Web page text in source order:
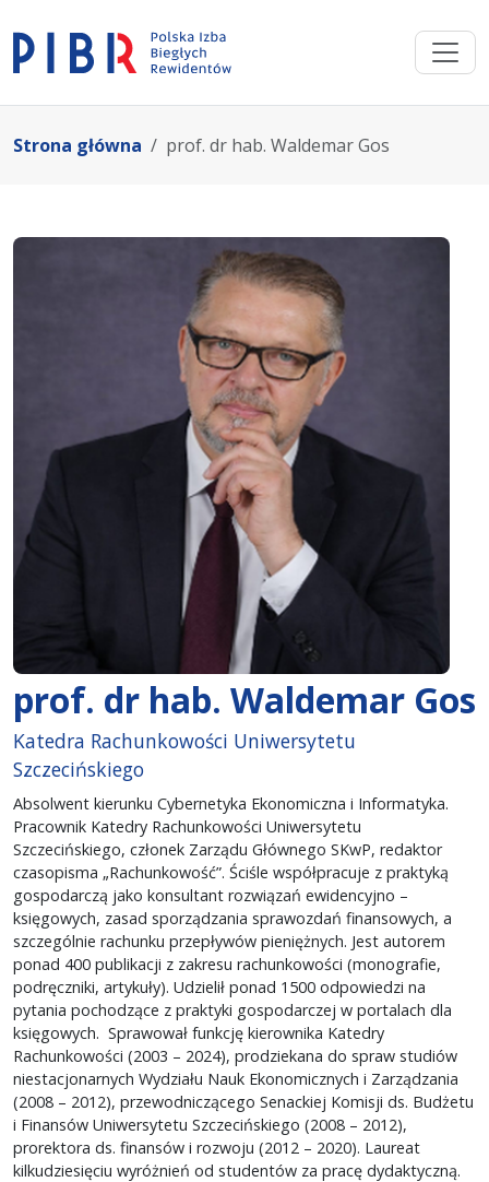
Strona główna prof. dr hab. Waldemar Gos
prof. dr hab. Waldemar Gos
Katedra Rachunkowości Uniwersytetu
Szczecińskiego
Absolwent kierunku Cybernetyka Ekonomiczna i Informatyka.
Pracownik Katedry Rachunkowości Uniwersytetu
Szczecińskiego, członek Zarządu Głównego SKwP, redaktor
czasopisma „Rachunkowość”. Ściśle współpracuje z praktyką
gospodarczą jako konsultant rozwiązań ewidencyjno –
księgowych, zasad sporządzania sprawozdań finansowych, a
szczególnie rachunku przepływów pieniężnych. Jest autorem
ponad 400 publikacji z zakresu rachunkowości (monografie,
podręczniki, artykuły). Udzielił ponad 1500 odpowiedzi na
pytania pochodzące z praktyki gospodarczej w portalach dla
księgowych. Sprawował funkcję kierownika Katedry
Rachunkowości (2003 – 2024), prodziekana do spraw studiów
niestacjonarnych Wydziału Nauk Ekonomicznych i Zarządzania
(2008 – 2012), przewodniczącego Senackiej Komisji ds. Budżetu
i Finansów Uniwersytetu Szczecińskiego (2008 – 2012),
prorektora ds. finansów i rozwoju (2012 – 2020). Laureat
kilkudziesięciu wyróżnień od studentów za pracę dydaktyczną.